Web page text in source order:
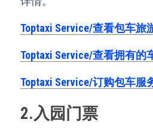
Toptaxi Service/查看包车旅
Toptaxi Service/查看拥有的
Toptaxi Service/订购包车服
2.入园门票